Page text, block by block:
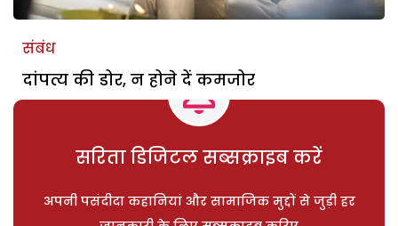
संबंध
दांपत्य की डोर, न होने दें कमजोर
सरिता डिजिटल सब्सक्राइब करें
अपनी पसंदीदा कहानियां और सामाजिक मुद्दों से जुड़ी हर